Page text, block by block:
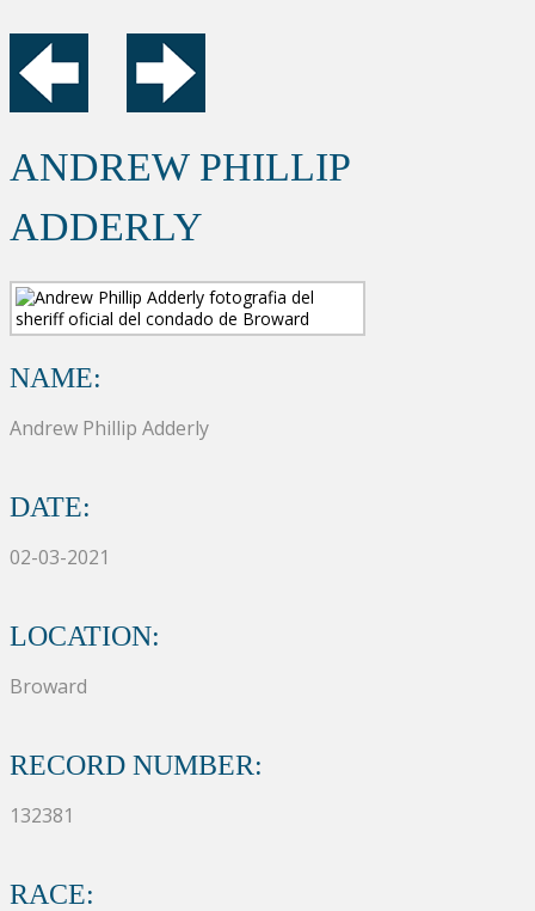
ANDREW PHILLIP
ADDERLY
NAME:
Andrew Phillip Adderly
DATE:
02-03-2021
LOCATION:
Broward
RECORD NUMBER:
132381
RACE: